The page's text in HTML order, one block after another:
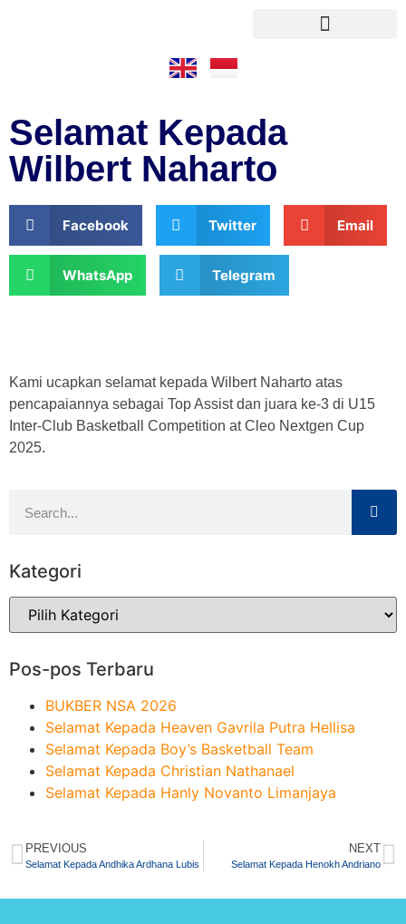
Selamat Kepada
Wilbert Naharto
Facebook Twitter Email
WhatsApp Telegram
Kami ucapkan selamat kepada Wilbert Naharto atas
pencapaiannya sebagai Top Assist dan juara ke-3 di U15
Inter-Club Basketball Competition at Cleo Nextgen Cup
2025.
Kategori
Pos-pos Terbaru
BUKBER NSA 2026
Selamat Kepada Heaven Gavrila Putra Hellisa
Selamat Kepada Boy’s Basketball Team
Selamat Kepada Christian Nathanael
Selamat Kepada Hanly Novanto Limanjaya
PREVIOUS
Selamat Kepada Andhika Ardhana Lubis
NEXT
Selamat Kepada Henokh Andriano